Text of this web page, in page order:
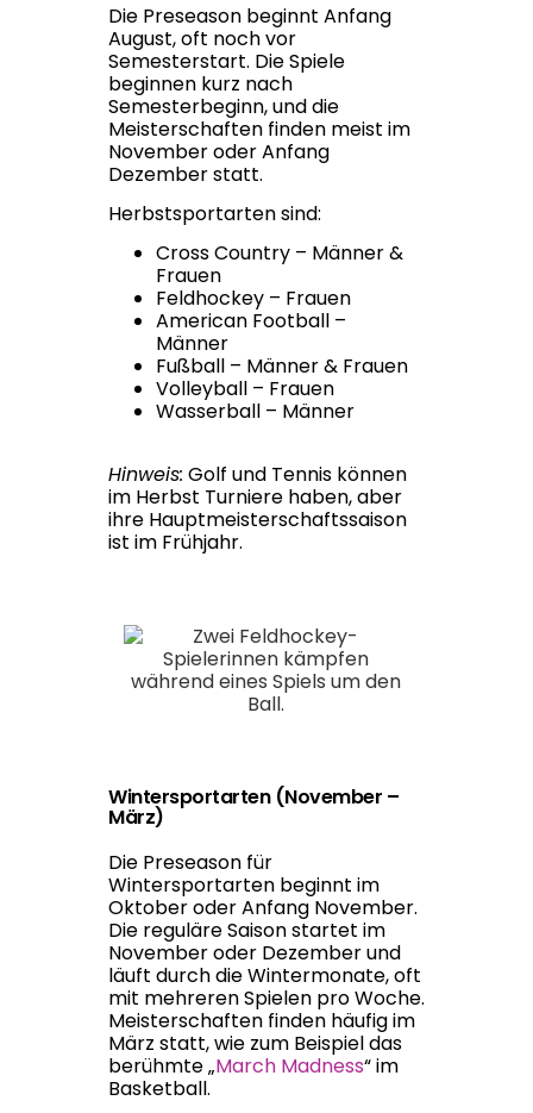
Die Preseason beginnt Anfang
August, oft noch vor
Semesterstart. Die Spiele
beginnen kurz nach
Semesterbeginn, und die
Meisterschaften finden meist im
November oder Anfang
Dezember statt.
Herbstsportarten sind:
Cross Country – Männer &
Frauen
Feldhockey – Frauen
American Football –
Männer
Fußball – Männer & Frauen
Volleyball – Frauen
Wasserball – Männer
Hinweis: Golf und Tennis können
im Herbst Turniere haben, aber
ihre Hauptmeisterschaftssaison
ist im Frühjahr.
Wintersportarten (November –
März)
Die Preseason für
Wintersportarten beginnt im
Oktober oder Anfang November.
Die reguläre Saison startet im
November oder Dezember und
läuft durch die Wintermonate, oft
mit mehreren Spielen pro Woche.
Meisterschaften finden häufig im
März statt, wie zum Beispiel das
berühmte „March Madness“ im
Basketball.